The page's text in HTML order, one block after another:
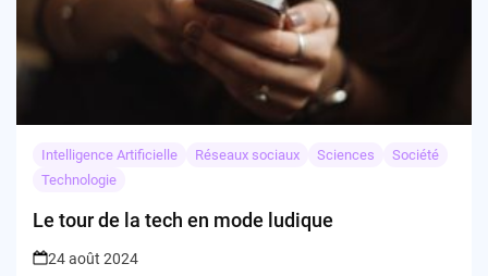
Intelligence Artificielle Réseaux sociaux Sciences
Société
Technologie
Le tour de la tech en mode ludique
24 août 2024